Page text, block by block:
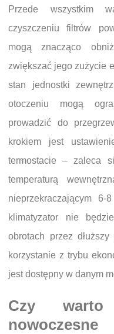
Przede wszystkim
czyszczeniu filtrów
mogą znacząco
zwiększać jego zużycie
stan jednostki
otoczeniu mogą
prowadzić do
krokiem jest
termostacie – zaleca
temperaturą
nieprzekraczającym
klimatyzator nie
obrotach przez
korzystanie z trybu
jest dostępny w danym
Czy